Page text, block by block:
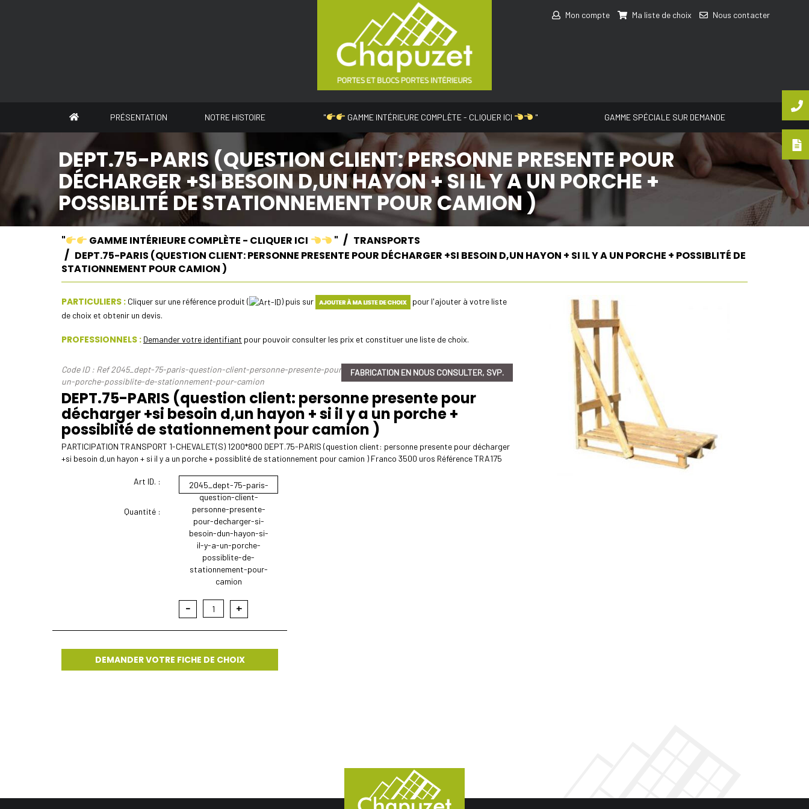
Mon compte Ma liste de choix Nous contacter
PRÉSENTATION NOTRE HISTOIRE " GAMME INTÉRIEURE COMPLÈTE - CLIQUER ICI " GAMME SPÉCIALE SUR DEMANDE
DEPT.75-PARIS (QUESTION CLIENT: PERSONNE PRESENTE POUR
DÉCHARGER +SI BESOIN D,UN HAYON + SI IL Y A UN PORCHE +
POSSIBLITÉ DE STATIONNEMENT POUR CAMION )
" GAMME INTÉRIEURE COMPLÈTE - CLIQUER ICI "
TRANSPORTS
DEPT.75-PARIS (QUESTION CLIENT: PERSONNE PRESENTE POUR DÉCHARGER +SI BESOIN D,UN HAYON + SI IL Y A UN PORCHE + POSSIBLITÉ DE
STATIONNEMENT POUR CAMION )
PARTICULIERS : Cliquer sur une référence produit ( ) puis sur
pour l'ajouter à votre liste
de choix et obtenir un devis.
PROFESSIONNELS : Demander votre identifiant pour pouvoir consulter les prix et constituer une liste de choix.
Code ID : Ref 2045_dept-75-paris-question-client-personne-presente-pour-decharger-si-besoin-dun-hayon-si-il-y-a-
un-porche-possiblite-de-stationnement-pour-camion
DEPT.75-PARIS (question client: personne presente pour
décharger +si besoin d,un hayon + si il y a un porche +
possiblité de stationnement pour camion )
FABRICATION EN NOUS CONSULTER, SVP.
PARTICIPATION TRANSPORT 1-CHEVALET(S) 1200*800 DEPT.75-PARIS (question client: personne presente pour décharger
+si besoin d,un hayon + si il y a un porche + possiblité de stationnement pour camion ) Franco 3500 uros Référence TRA175
Art ID. :
Quantité :
2045_dept-75-paris-
question-client-
personne-presente-
pour-decharger-si-
besoin-dun-hayon-si-
il-y-a-un-porche-
possiblite-de-
stationnement-pour-
camion
- 1 +
DEMANDER VOTRE FICHE DE CHOIX